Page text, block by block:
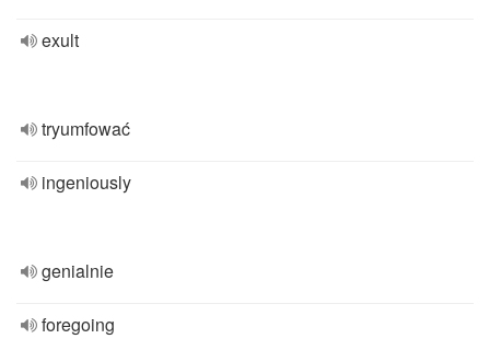
exult
tryumfować
ingeniously
genialnie
foregoing